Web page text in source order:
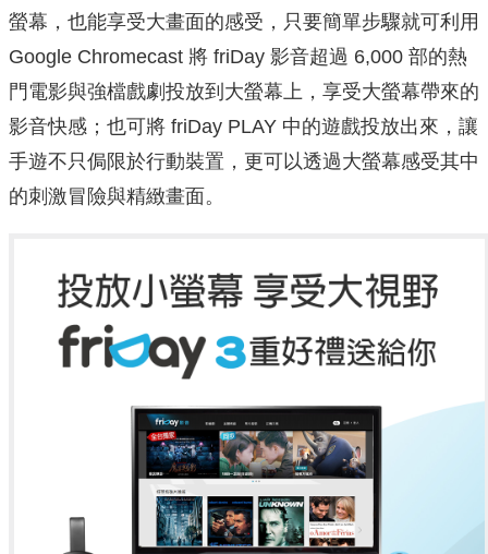
螢幕，也能享受大畫面的感受，只要簡單步驟就可利用
Google Chromecast 將 friDay 影音超過 6,000 部的熱
門電影與強檔戲劇投放到大螢幕上，享受大螢幕帶來的
影音快感；也可將 friDay PLAY 中的遊戲投放出來，讓
手遊不只侷限於行動裝置，更可以透過大螢幕感受其中
的刺激冒險與精緻畫面。